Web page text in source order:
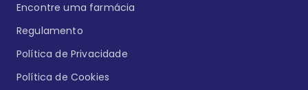
Encontre uma farmácia
Regulamento
Política de Privacidade
Política de Cookies